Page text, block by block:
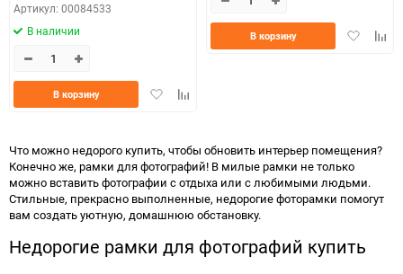
Артикул: 00084533
В наличии
ДобавитьДобавить
В корзину
Добавить
В корзину
Что можно недорого купить, чтобы обновить интерьер помещения?
Конечно же, рамки для фотографий! В милые рамки не только
можно вставить фотографии с отдыха или с любимыми людьми.
Стильные, прекрасно выполненные, недорогие фоторамки помогут
вам создать уютную, домашнюю обстановку.
Недорогие рамки для фотографий купить